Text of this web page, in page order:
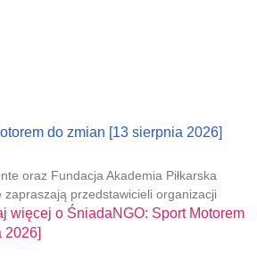
do zmian [13 sierpnia 2026]
oraz Fundacja Akademia Piłkarska
przedstawicieli organizacji
więcej o ŚniadaNGO: Sport Motorem
2026]